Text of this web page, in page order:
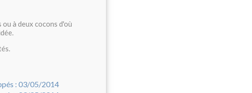
ou à deux cocons d'où